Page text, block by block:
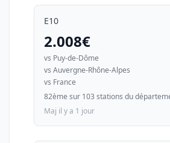
E10
2.008€
vs Puy-de-Dôme
vs Auvergne-Rhône-Alpes
vs France
82ème sur 103 stations du
Maj il y a 1 jour